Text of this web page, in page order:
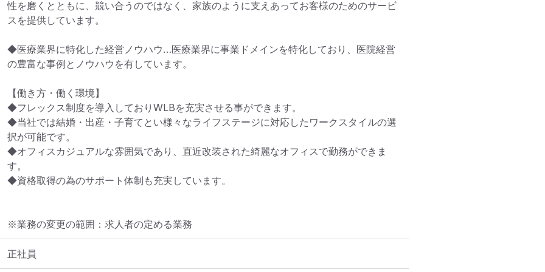
性を磨くとともに、競い合うのではなく、家族のように支えあってお客様のためのサービ
スを提供しています。
◆医療業界に特化した経営ノウハウ…医療業界に事業ドメインを特化しており、医院経営
の豊富な事例とノウハウを有しています。
【働き方・働く環境】
◆フレックス制度を導入しておりWLBを充実させる事ができます。
◆当社では結婚・出産・子育てとい様々なライフステージに対応したワークスタイルの選
択が可能です。
◆オフィスカジュアルな雰囲気であり、直近改装された綺麗なオフィスで勤務ができま
す。
◆資格取得の為のサポート体制も充実しています。
※業務の変更の範囲：求人者の定める業務
正社員